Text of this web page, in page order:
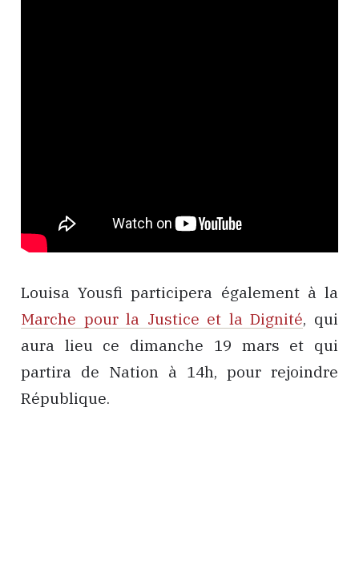
Louisa Yousfi participera également à la
Marche pour la Justice et la Dignité, qui
aura lieu ce dimanche 19 mars et qui
partira de Nation à 14h, pour rejoindre
République.